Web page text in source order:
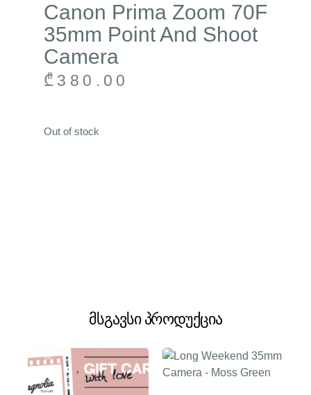
Canon Prima Zoom 70F
35mm Point And Shoot
Camera
₾ 380.00
Out of stock
მსგავსი პროდუქცია